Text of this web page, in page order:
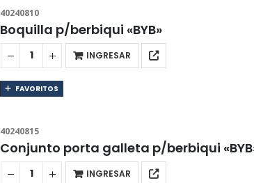
40240810
Boquilla p/berbiqui «BYB»
INGRESAR
FAVORITOS
40240815
Conjunto porta galleta p/berbiqui
INGRESAR